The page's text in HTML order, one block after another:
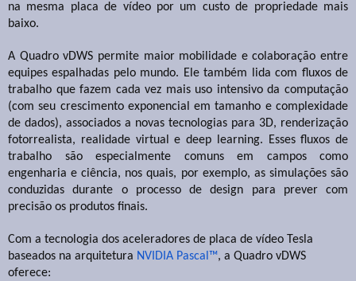
na mesma placa de vídeo por um custo de propriedade mais
baixo.
A Quadro vDWS permite maior mobilidade e colaboração entre
equipes espalhadas pelo mundo. Ele também lida com fluxos de
trabalho que fazem cada vez mais uso intensivo da computação
(com seu crescimento exponencial em tamanho e complexidade
de dados), associados a novas tecnologias para 3D, renderização
fotorrealista, realidade virtual e deep learning. Esses fluxos de
trabalho são especialmente comuns em campos como
engenharia e ciência, nos quais, por exemplo, as simulações são
conduzidas durante o processo de design para prever com
precisão os produtos finais.
Com a tecnologia dos aceleradores de placa de vídeo Tesla
baseados na arquitetura NVIDIA Pascal™, a Quadro vDWS
oferece: